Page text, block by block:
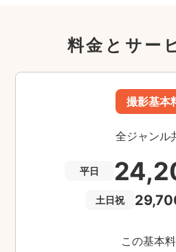
料金とサー
撮影基本
全ジャンル
平日
土日祝
この基本